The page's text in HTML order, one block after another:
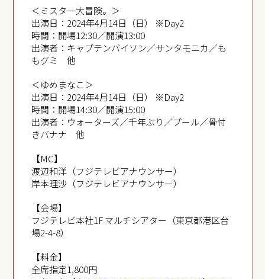
＜ミスター大冒険。＞
出演日：2024年4月14日（日） ※Day2
時間：開場12:30／開演13:00
出演者：キャプテンバイソン／サンタモニカ／も
もグミ 他
＜ゆめまなこ＞
出演日：2024年4月14日（日） ※Day2
時間：開場14:30／開演15:00
出演者：ウォーターズ／千年ぶり／プール／骨付
きバナナ 他
【MC】
渡辺和洋（フジテレビアナウンサー）
岸本理沙（フジテレビアナウンサー）
【会場】
フジテレビ本社1F マルチシアター（東京都港区台
場2-4-8）
【料金】
全席指定1,800円